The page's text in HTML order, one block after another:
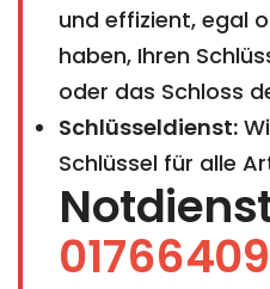
und effizient, egal
haben, Ihren
oder das Schloss
Schlüsseldienst:
Schlüssel für alle